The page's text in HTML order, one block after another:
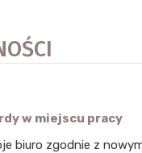
w miejscu pracy
biuro zgodnie z